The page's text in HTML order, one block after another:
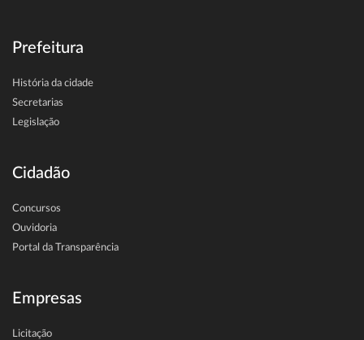
Prefeitura
História da cidade
Secretarias
Legislação
Cidadão
Concursos
Ouvidoria
Portal da Transparência
Empresas
Licitação